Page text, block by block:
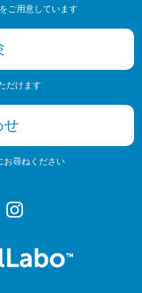
ご用意しています
だけます
せ
お尋ねください